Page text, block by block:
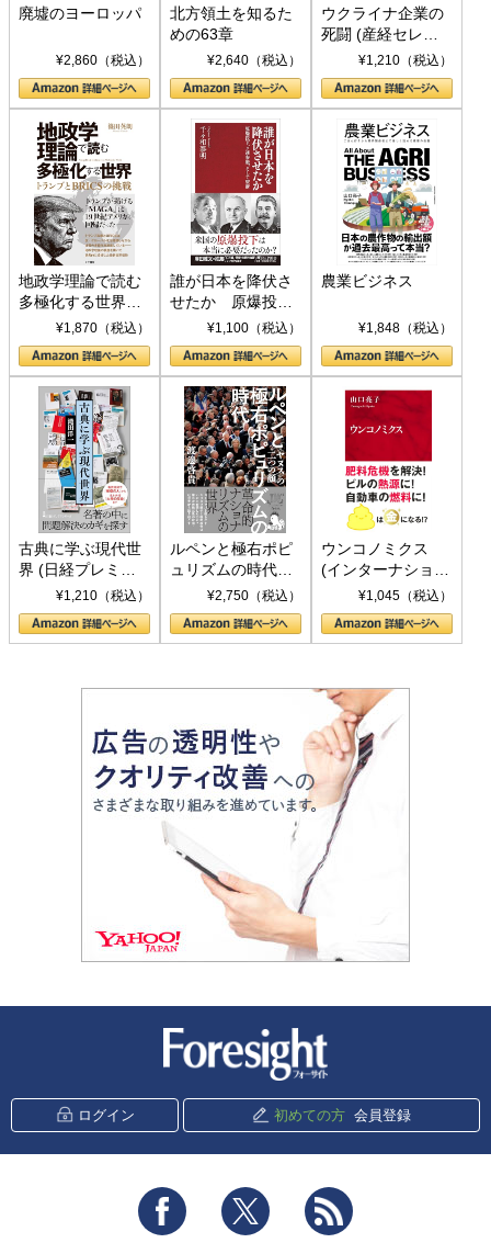
廃墟のヨーロッパ
¥2,860（税込）
北方領土を知るた
めの63章
¥2,640（税込）
ウクライナ企業の
死闘 (産経セレク
ト S 039)¥1,210（税込）
地政学理論で読む
多極化する世界：
トランプとBRICS
の挑戦
¥1,870（税込）
誰が日本を降伏さ
せたか 原爆投
下、ソ連参戦、そ
して聖断 (PHP新
書)
¥1,100（税込）
農業ビジネス
¥1,848（税込）
古典に学ぶ現代世
界 (日経プレミア
シリーズ)¥1,210（税込）
ルペンと極右ポピ
ュリズムの時代：
〈ヤヌス〉の二つ
の顔
¥2,750（税込）
ウンコノミクス
(インターナショナ
ル新書)¥1,045（税込）
ログイン 初めての方 会員登録
Facebook Twitter